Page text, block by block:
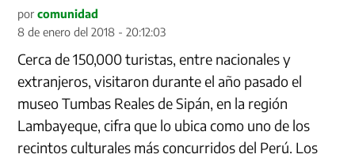
por comunidad
8 de enero del 2018 - 20:12:03
Cerca de 150,000 turistas, entre nacionales y
extranjeros, visitaron durante el año pasado el
museo Tumbas Reales de Sipán, en la región
Lambayeque, cifra que lo ubica como uno de los
recintos culturales más concurridos del Perú. Los